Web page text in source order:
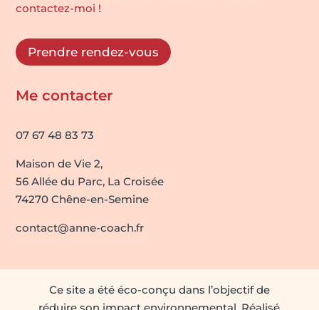
contactez-moi !
Prendre rendez-vous
Me contacter
07 67 48 83 73
Maison de Vie 2,
56 Allée du Parc, La Croisée
74270 Chêne-en-Semine
contact@anne-coach.fr
Ce site a été éco-conçu dans l’objectif de